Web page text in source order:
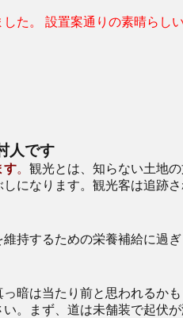
た。 設置案通りの素晴ら
人です
す。観光とは、知らない土地
になります。観光客は追跡
持するための栄養補給に過
暗は当たり前と思われるか
い。まず、道は未舗装で起伏